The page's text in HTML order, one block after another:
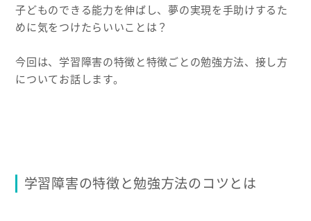
子どものできる能力を伸ばし、夢の実現を手助けするた
めに気をつけたらいいことは？
今回は、学習障害の特徴と特徴ごとの勉強方法、接し方
についてお話します。
学習障害の特徴と勉強方法のコツとは